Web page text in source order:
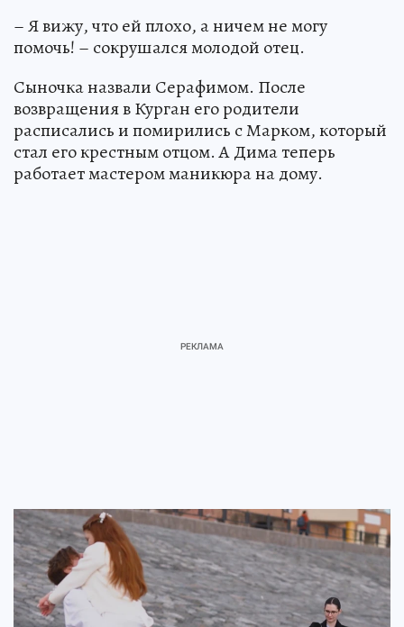
– Я вижу, что ей плохо, а ничем не могу
помочь! – сокрушался молодой отец.
Сыночка назвали Серафимом. После
возвращения в Курган его родители
расписались и помирились с Марком, который
стал его крестным отцом. А Дима теперь
работает мастером маникюра на дому.